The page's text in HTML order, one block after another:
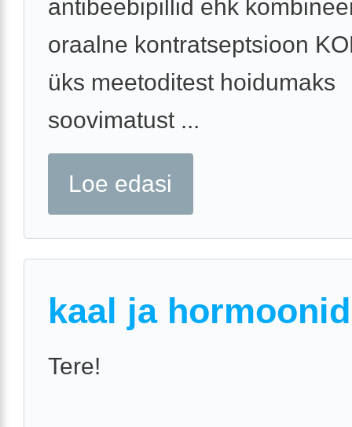
antibeebipillid ehk
oraalne kontratseptsioon
üks meetoditest hoidumaks
soovimatust ...
Loe edasi
kaal ja hormoonid
Tere!